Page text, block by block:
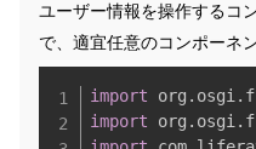
ユーザー情報を操作するコ
で、適宜任意のコンポーネ
import org . osgi .
import org . osgi .